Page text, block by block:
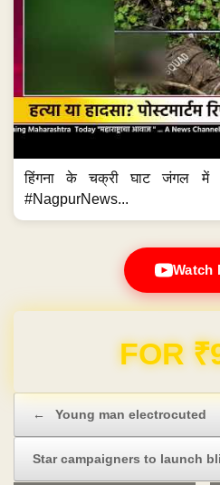
हिंगना के चक्री घाट जंगल में
#NagpurNews...
Watch
Domain & Hosting
← Young man electrocuted
Star campaigners to launch